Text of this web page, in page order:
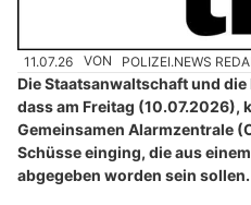
11.07.26 VON POLIZEI.NEWS
Die Staatsanwaltschaft und
dass am Freitag (10.07.2026),
Gemeinsamen Alarmzentrale
Schüsse einging, die aus
abgegeben worden sein sollen.